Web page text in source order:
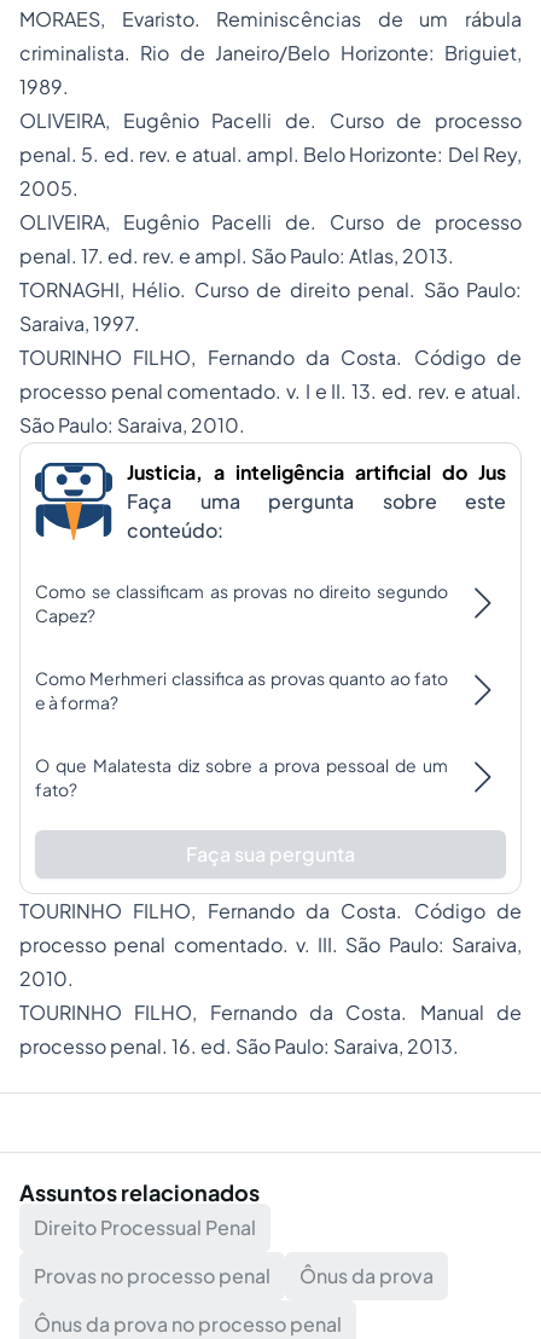
MORAES, Evaristo. Reminiscências de um rábula
criminalista. Rio de Janeiro/Belo Horizonte: Briguiet,
1989.
OLIVEIRA, Eugênio Pacelli de. Curso de processo
penal. 5. ed. rev. e atual. ampl. Belo Horizonte: Del Rey,
2005.
OLIVEIRA, Eugênio Pacelli de. Curso de processo
penal. 17. ed. rev. e ampl. São Paulo: Atlas, 2013.
TORNAGHI, Hélio. Curso de direito penal. São Paulo:
Saraiva, 1997.
TOURINHO FILHO, Fernando da Costa. Código de
processo penal comentado. v. I e II. 13. ed. rev. e atual.
São Paulo: Saraiva, 2010.
Justicia, a inteligência artificial do Jus
Faça uma pergunta sobre este
conteúdo:
Como se classificam as provas no direito segundo
Capez?
Como Merhmeri classifica as provas quanto ao fato
e à forma?
O que Malatesta diz sobre a prova pessoal de um
fato?
Faça sua pergunta
TOURINHO FILHO, Fernando da Costa. Código de
processo penal comentado. v. III. São Paulo: Saraiva,
2010.
TOURINHO FILHO, Fernando da Costa. Manual de
processo penal. 16. ed. São Paulo: Saraiva, 2013.
Assuntos relacionados
Direito Processual Penal
Provas no processo penal
Ônus da prova
Ônus da prova no processo penal